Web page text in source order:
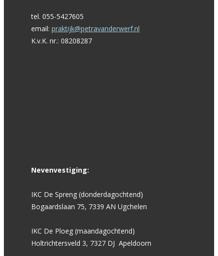
tel. 055-5427605
email: praktijk@petravanderwerf.nl
K.v.K. nr.: 08208287
Nevenvestiging:
IKC De Spreng (donderdagochtend)
Bogaardslaan 75, 7339 AN Ugchelen
IKC De Ploeg (maandagochtend)
Holtrichtersveld 3, 7327 DJ Apeldoorn